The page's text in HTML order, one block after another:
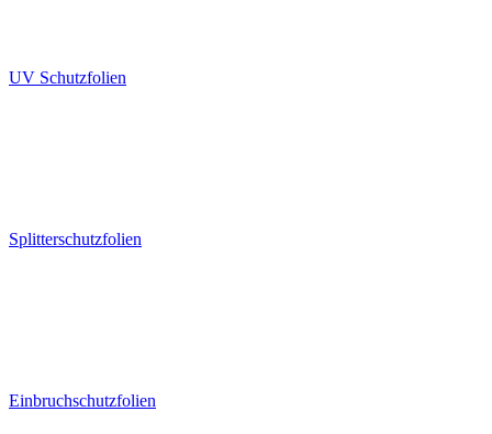
UV Schutzfolien
Splitterschutzfolien
Einbruchschutzfolien